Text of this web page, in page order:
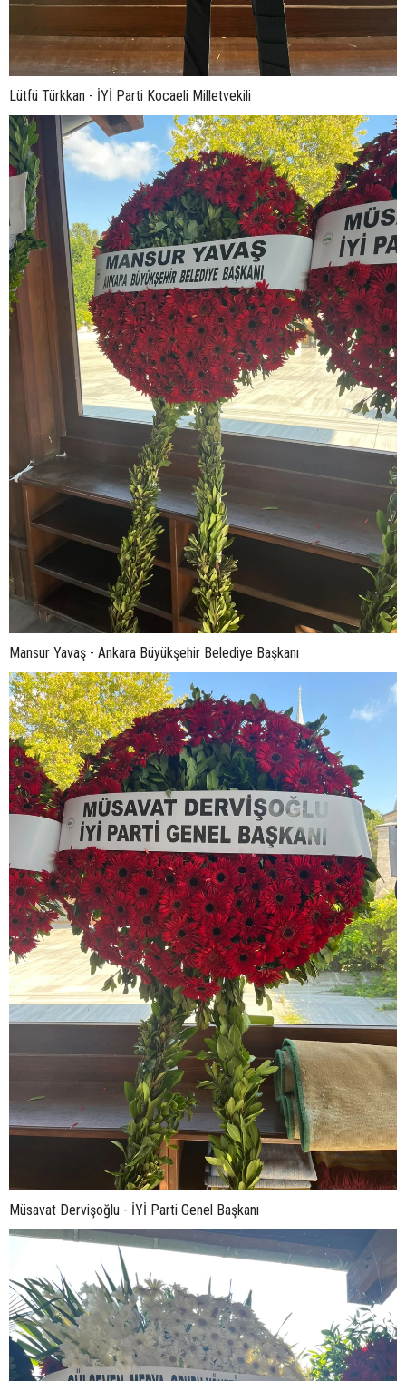
Lütfü Türkkan - İYİ Parti Kocaeli Milletvekili
Mansur Yavaş - Ankara Büyükşehir Belediye Başkanı
Müsavat Dervişoğlu - İYİ Parti Genel Başkanı